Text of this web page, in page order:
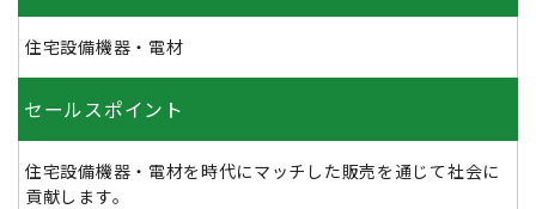
住宅設備機器・電材
セールスポイント
住宅設備機器・電材を時代にマッチした販売を通じて社会に
貢献します。